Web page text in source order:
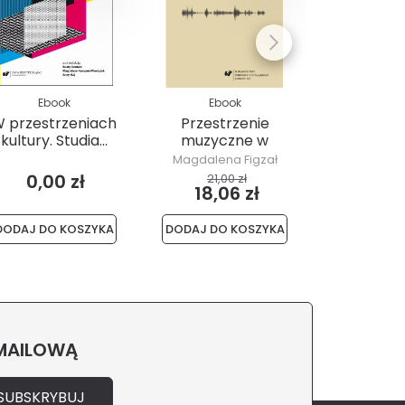
Ebook
przestrzeniach
kultury. Studia...
0,00 zł
DO KOSZYKA
Ebook
Przestrzenie
muzyczne w
polskim teatrze...
Magdalena Figzał
21,00 zł
18,06 zł
DODAJ DO KOSZYKA